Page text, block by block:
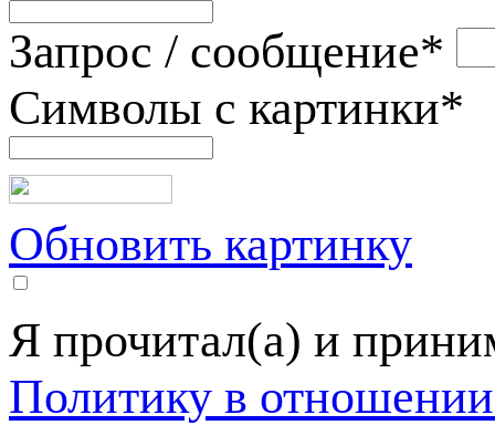
Запрос / сообщение*
Символы с картинки*
Обновить картинку
Я прочитал(а) и
Политику в